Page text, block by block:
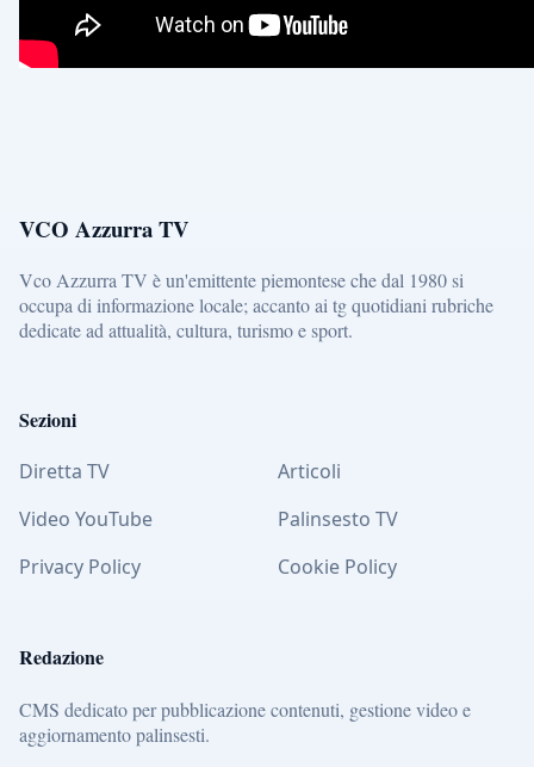
VCO Azzurra TV
Vco Azzurra TV è un'emittente piemontese che dal 1980 si
occupa di informazione locale; accanto ai tg quotidiani rubriche
dedicate ad attualità, cultura, turismo e sport.
Sezioni
Diretta TV
Articoli
Video YouTube
Palinsesto TV
Privacy Policy
Cookie Policy
Redazione
CMS dedicato per pubblicazione contenuti, gestione video e
aggiornamento palinsesti.